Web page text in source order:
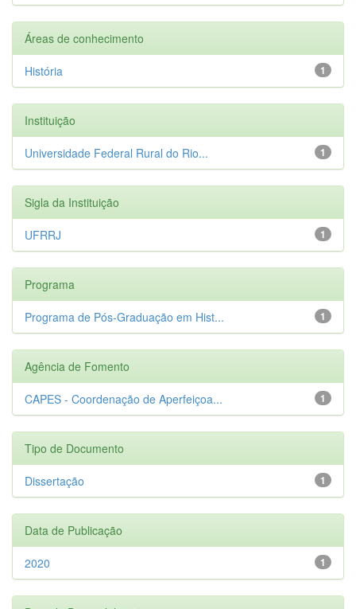
Áreas de conhecimento
1
História
Instituição
1
Universidade Federal Rural do Rio...
Sigla da Instituição
1
UFRRJ
Programa
1
Programa de Pós-Graduação em Hist...
Agência de Fomento
1
CAPES - Coordenação de Aperfeiçoa...
Tipo de Documento
1
Dissertação
Data de Publicação
1
2020